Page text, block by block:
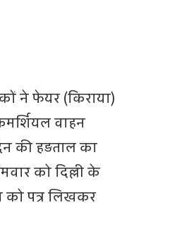
ने फेयर (किराया)
वाहन
की हड़ताल का
को दिल्ली के
को पत्र लिखकर